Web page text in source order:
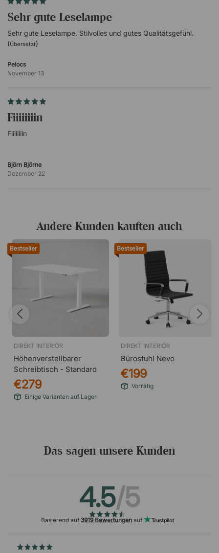
Sehr gute Leselampe
Sehr gute Leselampe. Stilvolles und gutes Qualitätsgefühl.
(Übersetzt)
Pelocs
November 13
Fiiiiiiiin
Fiiiiiiiin
Björn Björne
Dezember 22
Andere Kunden kauften auch
Bestseller
DIREKT INTERIÖR
Höhenverstellbarer
Schreibtisch - Standard
€279
Einige Varianten auf Lager
Bestseller
DIREKT INTERIÖR
Bürostuhl Nevo
€199
Vorrätig
Das sagen unsere Kunden
4.5/5
Basierend auf 3919 Bewertungen auf